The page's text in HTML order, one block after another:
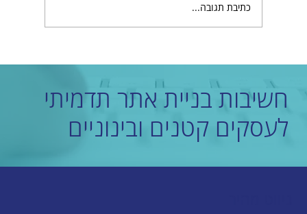
חשיבות בניית אתר תדמיתי
לעסקים קטנים ובינוניים
היתרונות העיקריים לבניית אתר בוויקס
כתיבת תגובה...